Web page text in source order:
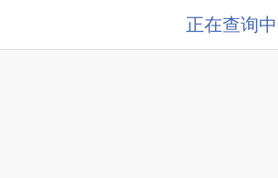
正在查询中